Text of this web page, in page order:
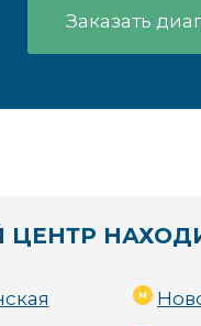
Заказать